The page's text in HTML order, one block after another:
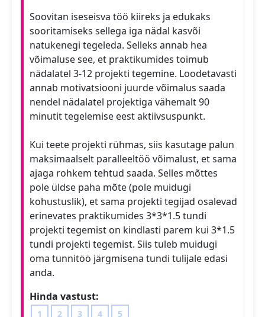
Soovitan iseseisva töö kiireks ja edukaks
sooritamiseks sellega iga nädal kasvõi
natukenegi tegeleda. Selleks annab hea
võimaluse see, et praktikumides toimub
nädalatel 3-12 projekti tegemine. Loodetavasti
annab motivatsiooni juurde võimalus saada
nendel nädalatel projektiga vähemalt 90
minutit tegelemise eest aktiivsuspunkt.
Kui teete projekti rühmas, siis kasutage palun
maksimaalselt paralleeltöö võimalust, et sama
ajaga rohkem tehtud saada. Selles mõttes
pole üldse paha mõte (pole muidugi
kohustuslik), et sama projekti tegijad osalevad
erinevates praktikumides 3*3*1.5 tundi
projekti tegemist on kindlasti parem kui 3*1.5
tundi projekti tegemist. Siis tuleb muidugi
oma tunnitöö järgmisena tundi tulijale edasi
anda.
Hinda vastust:
1 2 3 4 5